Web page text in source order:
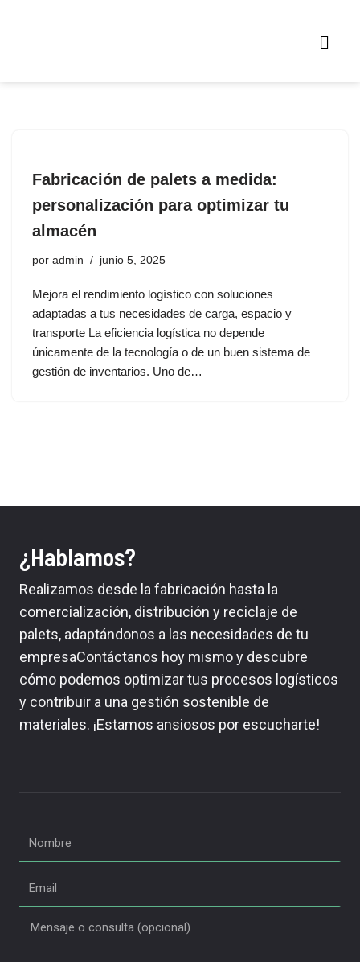
Fabricación de palets a medida:
personalización para optimizar tu
almacén
por admin junio 5, 2025
Mejora el rendimiento logístico con soluciones
adaptadas a tus necesidades de carga, espacio y
transporte La eficiencia logística no depende
únicamente de la tecnología o de un buen sistema de
gestión de inventarios. Uno de…
¿Hablamos?
Realizamos desde la fabricación hasta la
comercialización, distribución y reciclaje de
palets, adaptándonos a las necesidades de tu
empresaContáctanos hoy mismo y descubre
cómo podemos optimizar tus procesos logísticos
y contribuir a una gestión sostenible de
materiales. ¡Estamos ansiosos por escucharte!